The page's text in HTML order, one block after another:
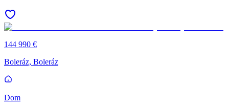
144 990 €
Boleráz, Boleráz
Dom